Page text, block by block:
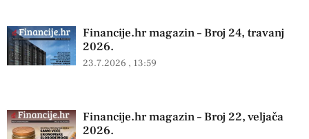
Financije.hr magazin – Broj 24, travanj
2026.
23.7.2026 13:59
Financije.hr magazin – Broj 22, veljača
2026.